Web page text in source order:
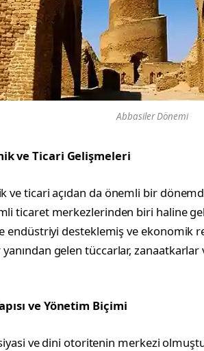
Abbasiler Dönemi
ve Ticari Gelişmeleri
ve ticari açıdan da önemli bir
ticaret merkezlerinden biri haline
endüstriyi desteklemiş ve ekonomik
yanından gelen tüccarlar,
ve Yönetim Biçimi
ve dini otoritenin merkezi